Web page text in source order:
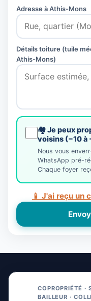
Adresse à Athis-Mons
Détails toiture (tuile
Athis-Mons)
🏘️ Je peux
voisins (−10 à
Nous vous
WhatsApp pré-
Chaque foyer
📱 J'ai reçu un
COPROPRIÉTÉ ·
BAILLEUR ·